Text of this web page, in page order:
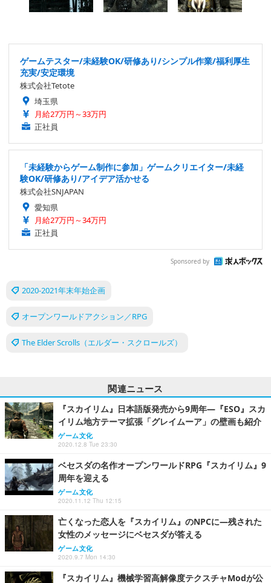
ゲームテスター/未経験OK/研修あり/シンプル作業/福利厚生
充実/安定環境
株式会社Tetote
埼玉県
月給27万円～33万円
正社員
「未経験からゲーム制作に参加」ゲームクリエイター/未経
験OK/研修あり/アイデア活かせる
株式会社SNJAPAN
愛知県
月給27万円～34万円
正社員
Sponsored by
2020-2021年末年始企画
オープンワールドアクション／RPG
The Elder Scrolls（エルダー・スクロールズ）
関連ニュース
『スカイリム』日本語版発売から9周年―『ESO』スカ
イリム地方テーマ拡張「グレイムーア」の壁画も紹介
ゲーム文化
2020.12.8 Tue 23:30
ベセスダの名作オープンワールドRPG『スカイリム』9
周年を迎える
ゲーム文化
2020.11.12 Thu 12:15
亡くなった恋人を『スカイリム』のNPCに―残された
女性のメッセージにベセスダが答える
ゲーム文化
2020.9.7 Mon 14:30
『スカイリム』機械学習高解像度テクスチャModが公